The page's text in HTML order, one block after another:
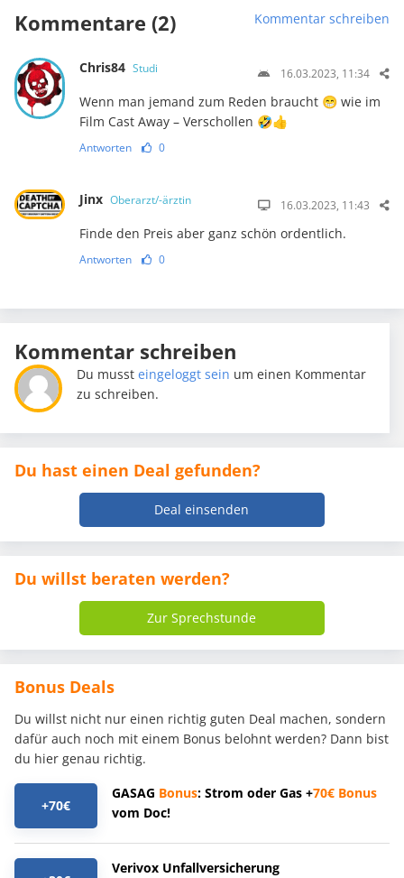
Kommentare (2) Kommentar schreiben
Chris84 Studi 16.03.2023, 11:34
Wenn man jemand zum Reden braucht 😁 wie im
Film Cast Away – Verschollen 🤣👍
Antworten 0
Jinx Oberarzt/-ärztin 16.03.2023, 11:43
Finde den Preis aber ganz schön ordentlich.
Antworten 0
Kommentar schreiben
Du mussteingeloggt sein um einen Kommentar
zu schreiben.
Du hast einen Deal gefunden?
Deal einsenden
Du willst beraten werden?
Zur Sprechstunde
Bonus Deals
Du willst nicht nur einen richtig guten Deal machen, sondern
dafür auch noch mit einem Bonus belohnt werden? Dann bist
du hier genau richtig.
+70€
GASAG Bonus: Strom oder Gas +70€ Bonus
vom Doc!
Verivox Unfallversicherung